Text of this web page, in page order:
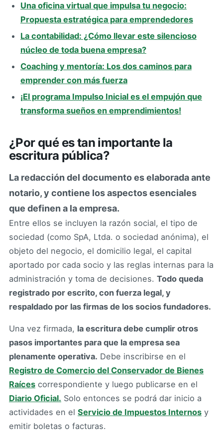
Una oficina virtual que impulsa tu negocio:
Propuesta estratégica para emprendedores
La contabilidad: ¿Cómo llevar este silencioso
núcleo de toda buena empresa?
Coaching y mentoría: Los dos caminos para
emprender con más fuerza
¡El programa Impulso Inicial es el empujón que
transforma sueños en emprendimientos!
¿Por qué es tan importante la
escritura pública?
La redacción del documento es elaborada ante
notario, y contiene los aspectos esenciales
que definen a la empresa.
Entre ellos se incluyen la razón social, el tipo de
sociedad (como SpA, Ltda. o sociedad anónima), el
objeto del negocio, el domicilio legal, el capital
aportado por cada socio y las reglas internas para la
administración y toma de decisiones. Todo queda
registrado por escrito, con fuerza legal, y
respaldado por las firmas de los socios fundadores.
Una vez firmada, la escritura debe cumplir otros
pasos importantes para que la empresa sea
plenamente operativa. Debe inscribirse en el
Registro de Comercio del Conservador de Bienes
Raíces correspondiente y luego publicarse en el
Diario Oficial. Solo entonces se podrá dar inicio a
actividades en el Servicio de Impuestos Internos y
emitir boletas o facturas.